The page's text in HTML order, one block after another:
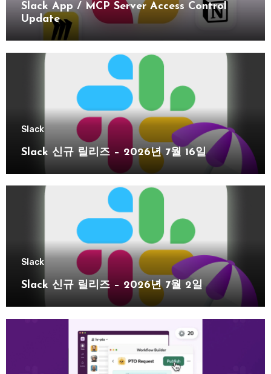
Slack App / MCP Server Access Control
Update
Slack
Slack 신규 릴리즈 – 2026년 7월 16일
Slack
Slack 신규 릴리즈 – 2026년 7월 2일